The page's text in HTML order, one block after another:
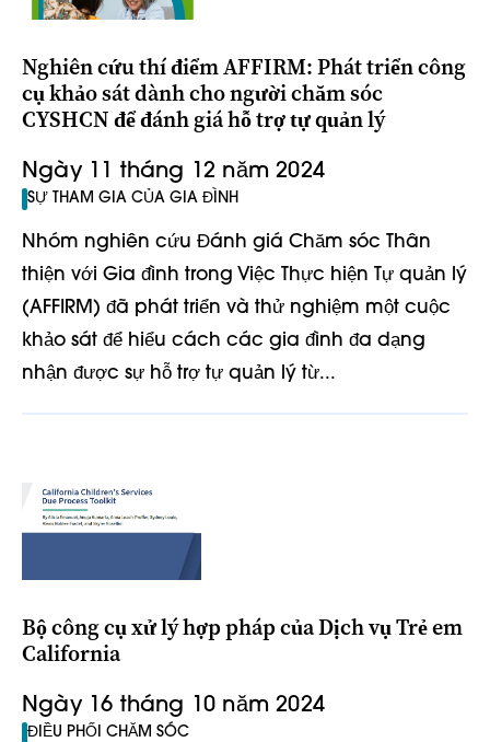
Nghiên cứu thí điểm AFFIRM: Phát triển công
cụ khảo sát dành cho người chăm sóc
CYSHCN để đánh giá hỗ trợ tự quản lý
Ngày 11 tháng 12 năm 2024
SỰ THAM GIA CỦA GIA ĐÌNH
Nhóm nghiên cứu Đánh giá Chăm sóc Thân
thiện với Gia đình trong Việc Thực hiện Tự quản lý
(AFFIRM) đã phát triển và thử nghiệm một cuộc
khảo sát để hiểu cách các gia đình đa dạng
nhận được sự hỗ trợ tự quản lý từ...
Bộ công cụ xử lý hợp pháp của Dịch vụ Trẻ em
California
Ngày 16 tháng 10 năm 2024
ĐIỀU PHỐI CHĂM SÓC